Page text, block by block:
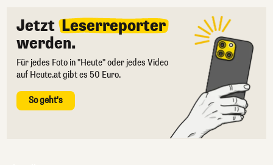
Jetzt Leserreporter
werden.
Für jedes Foto in "Heute" oder jedes Video
auf Heute.at gibt es 50 Euro.
So geht's